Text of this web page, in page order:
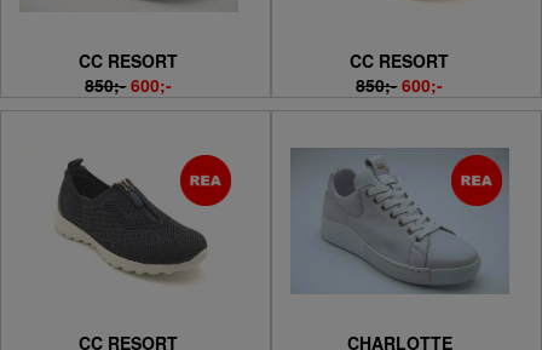
CC RESORT
850;- 600;-
CC RESORT
850;- 600;-
CC RESORT CHARLOTTE